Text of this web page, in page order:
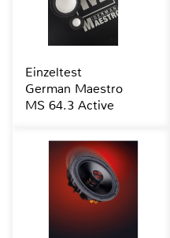
Einzeltest
German Maestro
MS 64.3 Active